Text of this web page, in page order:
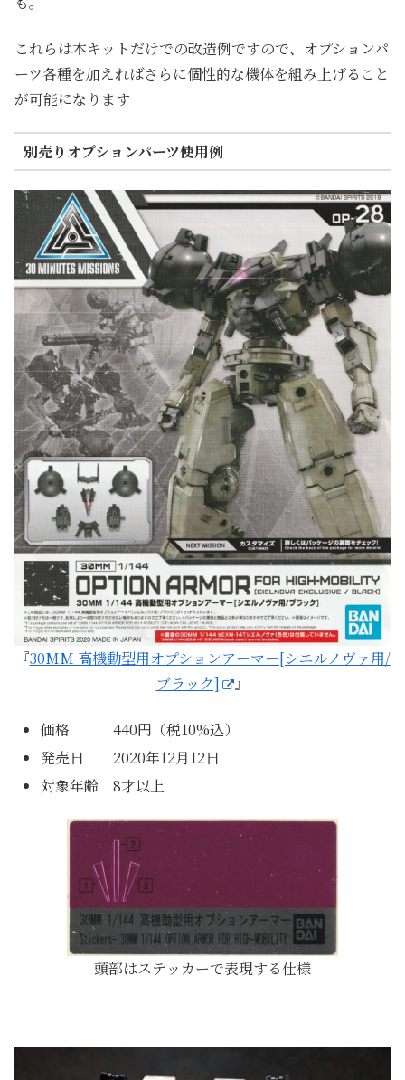
これらは本キットだけでの改造例ですので、オプションパ
ーツ各種を加えればさらに個性的な機体を組み上げること
が可能になります
別売りオプションパーツ使用例
『30MM 高機動型用オプションアーマー[シエルノヴァ用/
ブラック]
』
価格 440円（税10%込）
発売日 2020年12月12日
対象年齢 8才以上
頭部はステッカーで表現する仕様